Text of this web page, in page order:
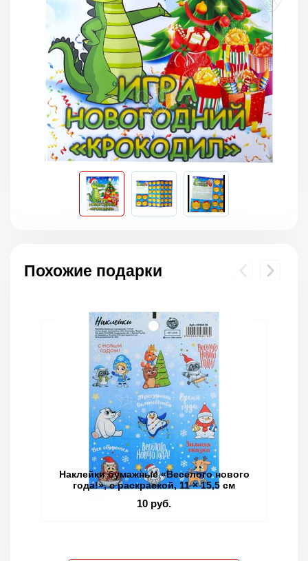
Похожие подарки
Наклейки бумажные «Веселого нового
года!», c раскраской, 11 × 15,5 см
10 руб.